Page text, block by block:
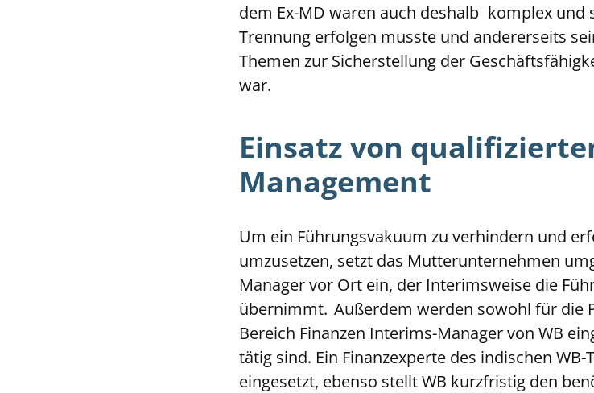
dem Ex-MD waren auch deshalb komplex und
Trennung erfolgen musste und andererseits
Themen zur Sicherstellung der
war.
Einsatz von
Management
Um ein Führungsvakuum zu verhindern und
umzusetzen, setzt das Mutterunternehmen
Manager vor Ort ein, der Interimsweise die
übernimmt. Außerdem werden sowohl für die
Bereich Finanzen Interims-Manager von WB
tätig sind. Ein Finanzexperte des indischen
eingesetzt, ebenso stellt WB kurzfristig den